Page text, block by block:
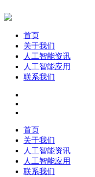
首页
关于我们
人工智能资讯
人工智能应用
联系我们
首页
关于我们
人工智能资讯
人工智能应用
联系我们